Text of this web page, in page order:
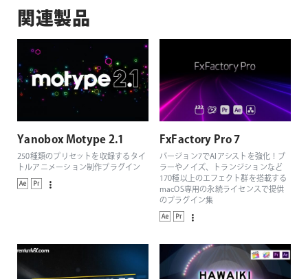
関連製品
Yanobox Motype 2.1
250種類のプリセットを収録するタイ
トルアニメーション制作プラグイン
FxFactory Pro 7
バージョン7でAIアシストを強化！ブ
ラーやノイズ、トランジションなど
170種以上のエフェクト群を搭載する
macOS専用の永続ライセンスで提供
のプラグイン集